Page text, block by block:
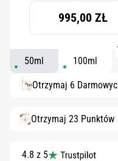
995,00 ZŁ
50ml 100ml
Otrzymaj 6
Otrzymaj 23 Punktów
4.8 z 5